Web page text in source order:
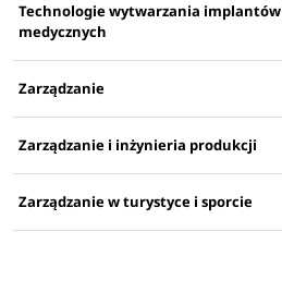
Technologie wytwarzania implantów
medycznych
Zarządzanie
Zarządzanie i inżynieria produkcji
Zarządzanie w turystyce i sporcie